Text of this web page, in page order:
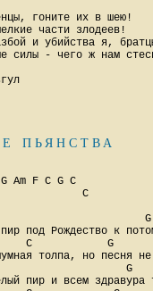
гоните их в шею!
части злодеев!
и убийства я,
силы - чего ж нам
пьянства
Am F C G C
C
под Рождество к
C            G
толпа, но песня
G
пир и всем здравура